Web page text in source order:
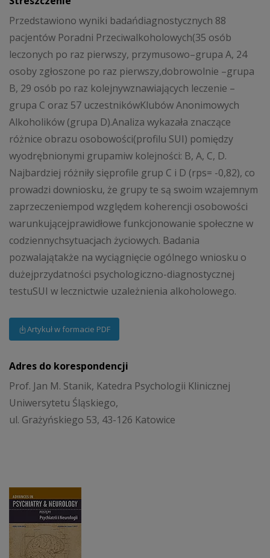
Przedstawiono wyniki badańdiagnostycznych 88
pacjentów Poradni Przeciwalkoholowych(35 osób
leczonych po raz pierwszy, przymusowo–grupa A, 24
osoby zgłoszone po raz pierwszy,dobrowolnie –grupa
B, 29 osób po raz kolejnywznawiających leczenie –
grupa C oraz 57 uczestnikówKlubów Anonimowych
Alkoholików (grupa D).Analiza wykazała znaczące
różnice obrazu osobowości(profilu SUI) pomiędzy
wyodrębnionymi grupamiw kolejności: B, A, C, D.
Najbardziej różniły sięprofile grup C i D (rps= -0,82), co
prowadzi downiosku, że grupy te są swoim wzajemnym
zaprzeczeniempod względem koherencji osobowości
warunkującejprawidłowe funkcjonowanie społeczne w
codziennychsytuacjach życiowych. Badania
pozwalajątakże na wyciągnięcie ogólnego wniosku o
dużejprzydatności psychologiczno-diagnostycznej
testuSUI w lecznictwie uzależnienia alkoholowego.
Artykuł w formacie PDF
Adres do korespondencji
Prof. Jan M. Stanik, Katedra Psychologii Klinicznej
Uniwersytetu Śląskiego,
ul. Grażyńskiego 53, 43-126 Katowice